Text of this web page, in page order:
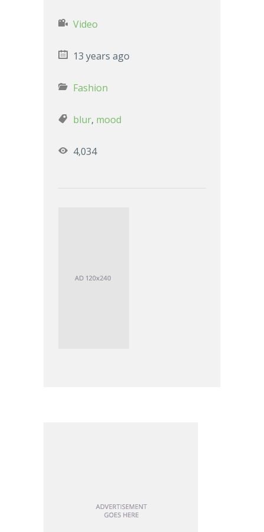
Video
13 years ago
Fashion
blur, mood
4,034